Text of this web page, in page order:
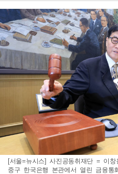
[서울=뉴시스] 사진공동취재단 = 이
중구 한국은행 본관에서 열린 금융통